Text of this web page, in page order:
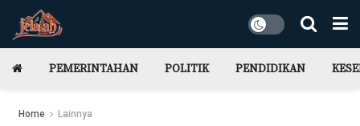
PEMERINTAHAN POLITIK PENDIDIKAN
Home Lainnya